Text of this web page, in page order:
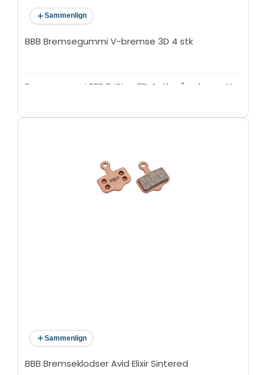
Sammenlign
BBB Bremsegummi V-bremse 3D 4 stk
Bremsegummi BBB TriStop 3D 4 stk. på ophæng V-
Sammenlign
BBB Bremseklodser Avid Elixir Sintered